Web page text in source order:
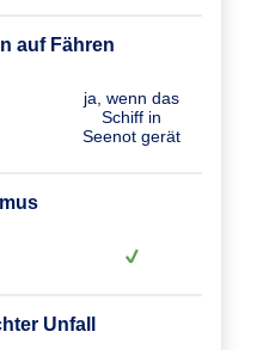
auf Fähren
ja, wenn das
Schiff in
Seenot gerät
Unfall